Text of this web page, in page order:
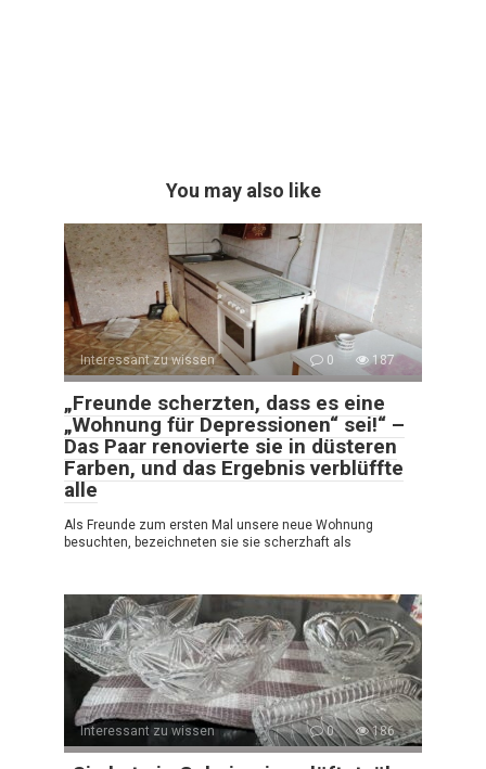
You may also like
Interessant zu wissen 0 187
„Freunde scherzten, dass es eine
„Wohnung für Depressionen“ sei!“ –
Das Paar renovierte sie in düsteren
Farben, und das Ergebnis verblüffte
alle
Als Freunde zum ersten Mal unsere neue Wohnung
besuchten, bezeichneten sie sie scherzhaft als
Interessant zu wissen 0 186